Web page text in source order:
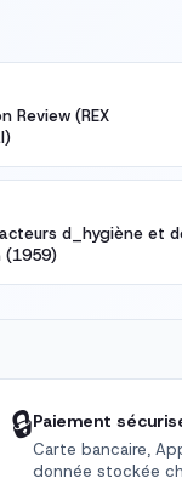
Review (REX
d_hygiène et
(1959)
🔒Paiement
Carte bancaire,
donnée stockée